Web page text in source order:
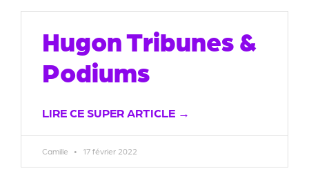
Hugon Tribunes &
Podiums
LIRE CE SUPER ARTICLE →
Camille 17 février 2022